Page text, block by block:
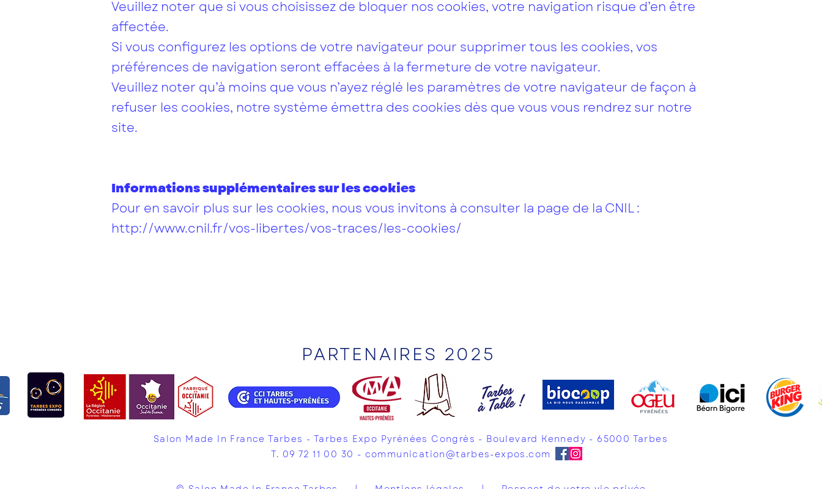
Veuillez noter que si vous choisissez de bloquer nos cookies, votre navigation risque d’en être
affectée.
Si vous configurez les options de votre navigateur pour supprimer tous les cookies, vos
préférences de navigation seront effacées à la fermeture de votre navigateur.
Veuillez noter qu’à moins que vous n’ayez réglé les paramètres de votre navigateur de façon à
refuser les cookies, notre système émettra des cookies dès que vous vous rendrez sur notre
site.
Informations supplémentaires sur les cookies
Pour en savoir plus sur les cookies, nous vous invitons à consulter la page de la CNIL :
http://www.cnil.fr/vos-libertes/vos-traces/les-cookies/
PARTENAIRES 2025
Salon Made In France Tarbes - Tarbes Expo Pyrénées Congrès - Boulevard Kennedy - 65000 Tarbes
T. 09 72 11 00 30 - communication@tarbes-expos.com